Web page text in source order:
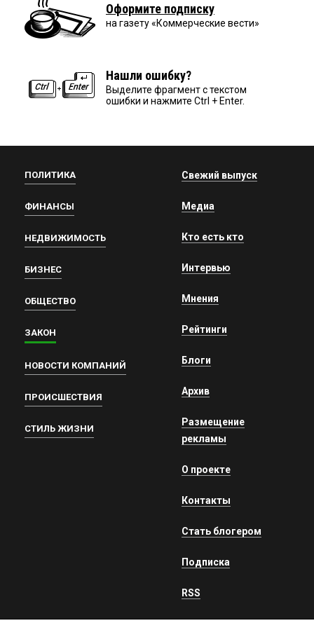
Оформите подписку
на газету «Коммерческие вести»
Нашли ошибку?
Выделите фрагмент с текстом
ошибки и нажмите Ctrl + Enter.
ПОЛИТИКА
ФИНАНСЫ
НЕДВИЖИМОСТЬ
БИЗНЕС
ОБЩЕСТВО
ЗАКОН
НОВОСТИ КОМПАНИЙ
ПРОИСШЕСТВИЯ
СТИЛЬ ЖИЗНИ
Свежий выпуск
Медиа
Кто есть кто
Интервью
Мнения
Рейтинги
Блоги
Архив
Размещение
рекламы
О проекте
Контакты
Стать блогером
Подписка
RSS